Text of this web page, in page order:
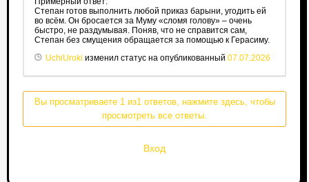
Степан готов выполнить любой приказ барыни, угодить ей
во всём. Он бросается за Муму «сломя голову» – очень
быстро, не раздумывая. Поняв, что не справится сам,
Степан без смущения обращается за помощью к Герасиму.
UchiUroki изменил статус на опубликованный 07.07.2026
Вы просматриваете 1 из1 ответов, нажмите здесь, чтобы
просмотреть все ответы.
Вход